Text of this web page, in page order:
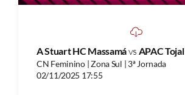
A Stuart HC Massamávs APAC Tojal
CN Feminino | Zona Sul | 3ª Jornada
02/11/2025 17:55